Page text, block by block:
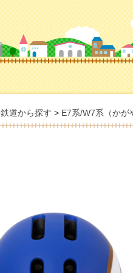
鉄道から探す > E7系/W7系（かが